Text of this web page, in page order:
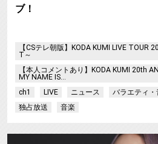
ブ！
【CSテレ朝版】KODA KUMI LIVE TOUR
T～
【本人コメントあり】KODA KUMI 20th
MY NAME IS...
ch1
LIVE ニュース バラエティ・
独占放送
音楽